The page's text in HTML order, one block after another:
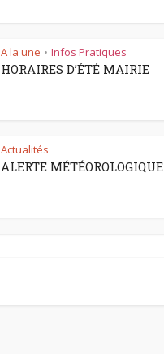
A la une • Infos Pratiques
HORAIRES D’ÉTÉ MAIRIE
Actualités
ALERTE MÉTÉOROLOGIQUE